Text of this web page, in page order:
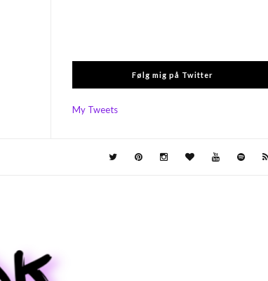
Følg mig på Twitter
My Tweets